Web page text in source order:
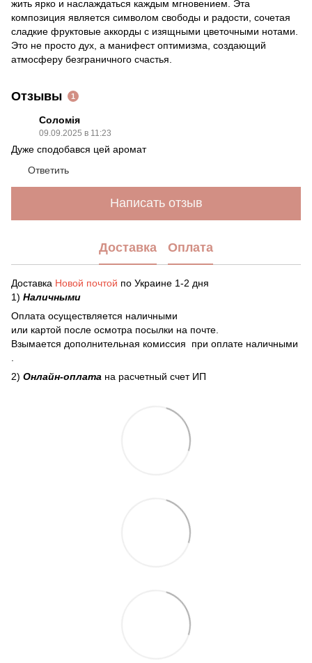
жить ярко и наслаждаться каждым мгновением. Эта
композиция является символом свободы и радости, сочетая
сладкие фруктовые аккорды с изящными цветочными нотами.
Это не просто дух, а манифест оптимизма, создающий
атмосферу безграничного счастья.
Отзывы 1
Соломія
09.09.2025 в 11:23
Дуже сподобався цей аромат
Ответить
Написать отзыв
Доставка Оплата
Доставка Новой почтой по Украине 1-2 дня
1) Наличными
Оплата осуществляется наличными
или картой после осмотра посылки на почте.
Взымается дополнительная комиссия при оплате наличными
2) Онлайн-оплата на расчетный счет ИП